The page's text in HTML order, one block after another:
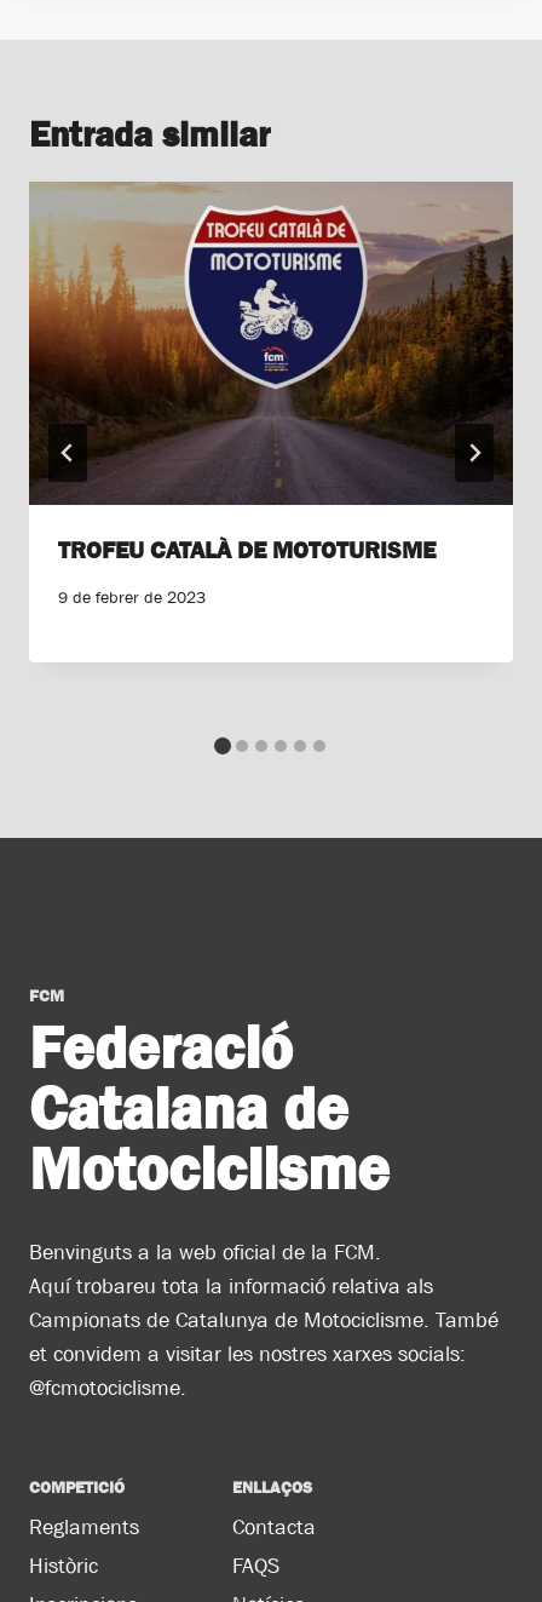
Entrada similar
TROFEU CATALÀ DE MOTOTURISME
9 de febrer de 2023
FCM
Federació
Catalana de
Motociclisme
Benvinguts a la web oficial de la FCM.
Aquí trobareu tota la informació relativa als
Campionats de Catalunya de Motociclisme. També
et convidem a visitar les nostres xarxes socials:
@fcmotociclisme.
COMPETICIÓ
Reglaments
Històric
ENLLAÇOS
Contacta
FAQS